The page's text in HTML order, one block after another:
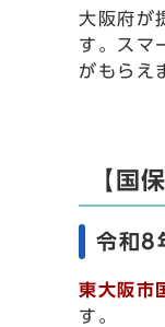
大阪府が
す。スマ
がもらえ
【国
令和8
東大阪市
す。